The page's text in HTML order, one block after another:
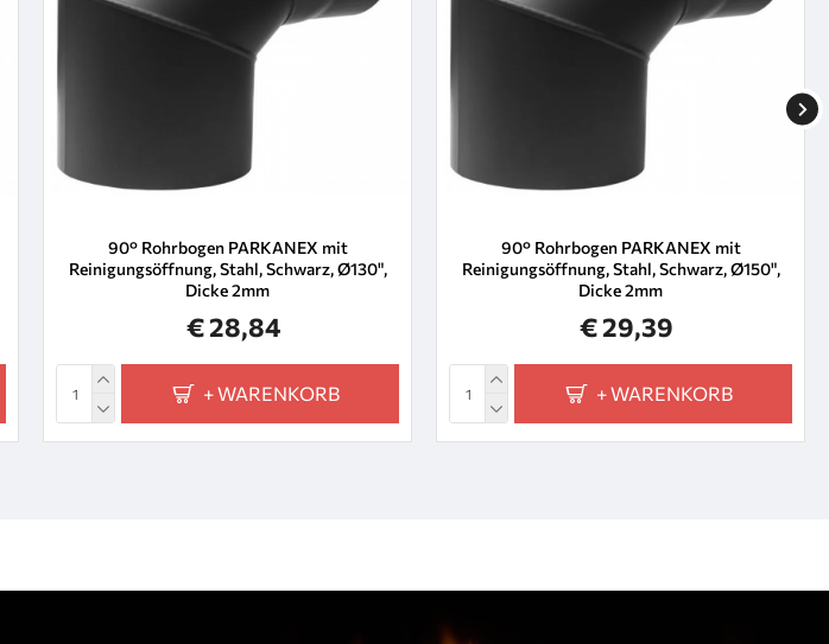
90° Rohrbogen PARKANEX mit
Reinigungsöffnung, Stahl, Schwarz, Ø130",
Dicke 2mm
€ 28,84
+ WARENKORB
90° Rohrbogen PARKANEX mit
Reinigungsöffnung, Stahl, Schwarz, Ø150",
Dicke 2mm
€ 29,39
+ WARENKORB